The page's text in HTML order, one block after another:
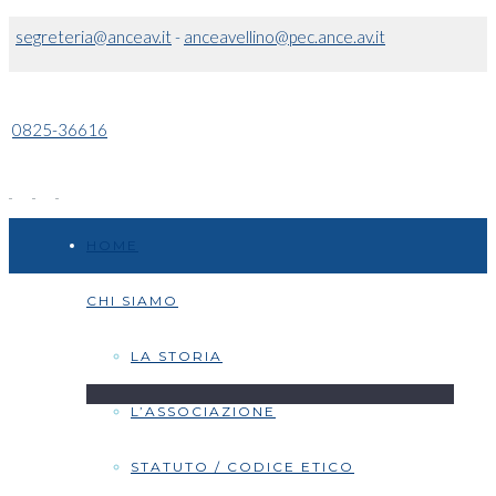
segreteria@anceav.it- anceavellino@pec.ance.av.it
0825-36616
CHI SIAMO
LA STORIA
L’ASSOCIAZIONE
STATUTO / CODICE ETICO